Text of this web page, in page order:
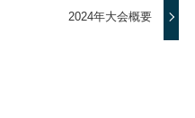
2024年大会概要